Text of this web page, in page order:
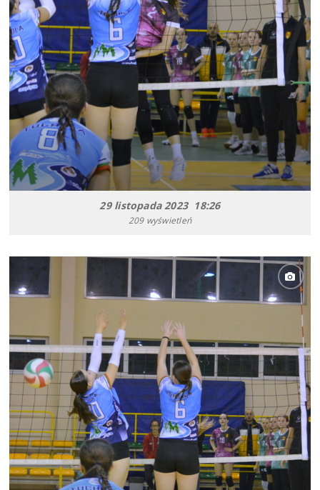
29 listopada 2023 18:26
209 wyświetleń